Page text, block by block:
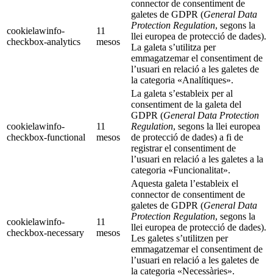
cookielawinfo-
checkbox-analytics
11
mesos
connector de consentiment de
galetes de GDPR (General Data
Protection Regulation, segons la
llei europea de protecció de dades).
La galeta s’utilitza per
emmagatzemar el consentiment de
l’usuari en relació a les galetes de
la categoria «Analítiques».
cookielawinfo-
checkbox-functional
11
mesos
La galeta s’estableix per al
consentiment de la galeta del
GDPR (General Data Protection
Regulation, segons la llei europea
de protecció de dades) a fi de
registrar el consentiment de
l’usuari en relació a les galetes a la
categoria «Funcionalitat».
cookielawinfo-
checkbox-necessary
11
mesos
Aquesta galeta l’estableix el
connector de consentiment de
galetes de GDPR (General Data
Protection Regulation, segons la
llei europea de protecció de dades).
Les galetes s’utilitzen per
emmagatzemar el consentiment de
l’usuari en relació a les galetes de
la categoria «Necessàries».